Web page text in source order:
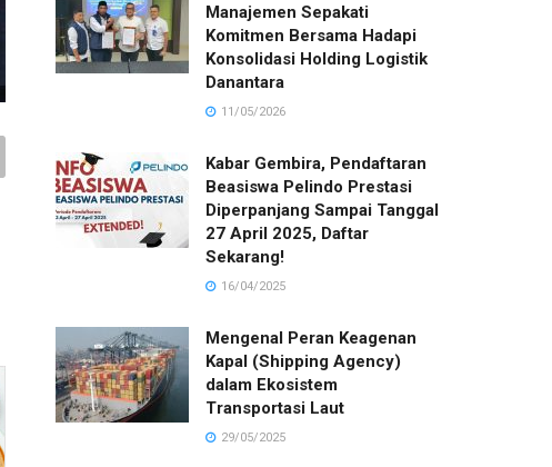
Manajemen Sepakati
Komitmen Bersama Hadapi
Konsolidasi Holding Logistik
Danantara
11/05/2026
Kabar Gembira, Pendaftaran
Beasiswa Pelindo Prestasi
Diperpanjang Sampai Tanggal
27 April 2025, Daftar
Sekarang!
16/04/2025
Mengenal Peran Keagenan
Kapal (Shipping Agency)
dalam Ekosistem
Transportasi Laut
29/05/2025